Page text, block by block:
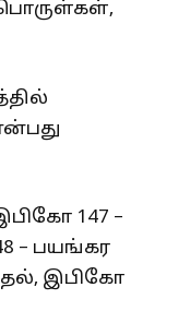
147 –
– பயங்கர
இபிகோ